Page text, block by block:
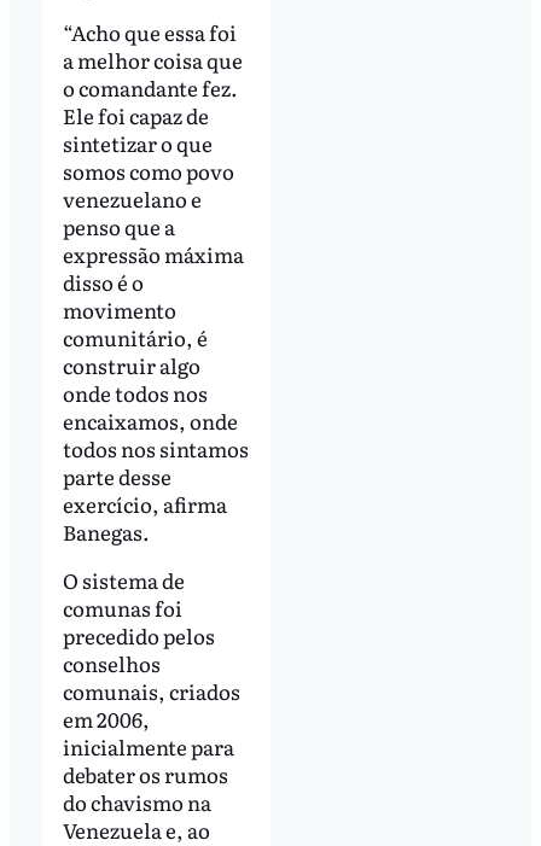
“Acho que essa foi
a melhor coisa que
o comandante fez.
Ele foi capaz de
sintetizar o que
somos como povo
venezuelano e
penso que a
expressão máxima
disso é o
movimento
comunitário, é
construir algo
onde todos nos
encaixamos, onde
todos nos sintamos
parte desse
exercício, afirma
Banegas.
O sistema de
comunas foi
precedido pelos
conselhos
comunais, criados
em 2006,
inicialmente para
debater os rumos
do chavismo na
Venezuela e, ao